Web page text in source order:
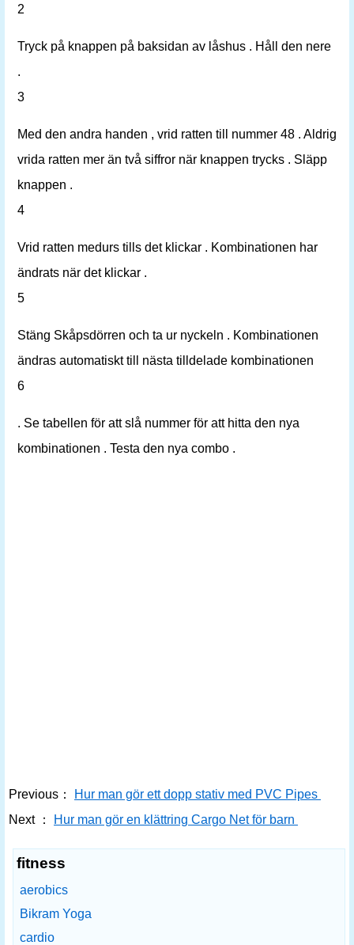
2
Tryck på knappen på baksidan av låshus . Håll den nere
.
3
Med den andra handen , vrid ratten till nummer 48 . Aldrig
vrida ratten mer än två siffror när knappen trycks . Släpp
knappen .
4
Vrid ratten medurs tills det klickar . Kombinationen har
ändrats när det klickar .
5
Stäng Skåpsdörren och ta ur nyckeln . Kombinationen
ändras automatiskt till nästa tilldelade kombinationen
6
. Se tabellen för att slå nummer för att hitta den nya
kombinationen . Testa den nya combo .
Previous：
Hur man gör ett dopp stativ med PVC Pipes
Next ：
Hur man gör en klättring Cargo Net för barn
fitness
aerobics
Bikram Yoga
cardio